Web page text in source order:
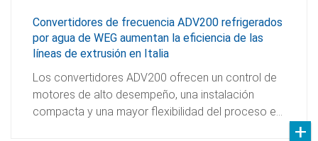
Convertidores de frecuencia ADV200 refrigerados
por agua de WEG aumentan la eficiencia de las
líneas de extrusión en Italia
Los convertidores ADV200 ofrecen un control de
motores de alto desempeño, una instalación
compacta y una mayor flexibilidad del proceso e…